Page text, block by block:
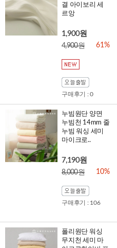
결 아이보리 세
르앙
1,900원
4,900원 61%
구매후기 : 0
누빔원단 양면
누빔천 14mm 줄
누빔 워싱 세미
마이크로..
7,190원
8,000원 10%
구매후기 : 106
폴리원단 워싱
무지천 세미 마